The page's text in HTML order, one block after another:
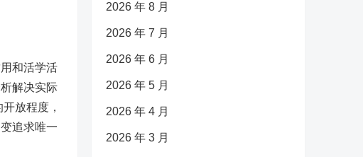
和活学活
解决实际
放程度，
追求唯一
2026 年 8 月
2026 年 7 月
2026 年 6 月
2026 年 5 月
2026 年 4 月
2026 年 3 月